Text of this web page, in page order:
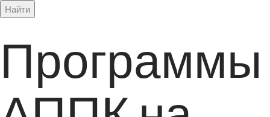
Найти
Программы